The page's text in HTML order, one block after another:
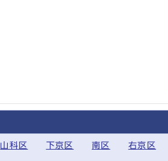
山科区 下京区 南区 右京区